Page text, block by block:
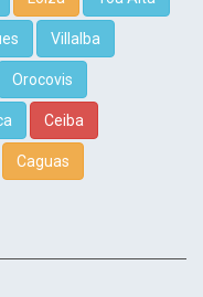
Villalba
Orocovis
Ceiba
Caguas